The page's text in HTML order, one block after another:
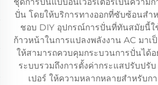
ปั่น โดยให้บริการทางออกที่ซับซ้อนสํ
ชอบ DIY อุปกรณ์การปั่นที่ทันสมัยนี้ใ
ก้าวหน้าในการแปลงพลังงาน AC มาเ
ให้สามารถควบคุมกระบวนการปั่นได้
ระบบรวมถึงการตั้งค่ากระแสปรับปรั
เปอร์ ให้ความหลากหลายสําหรับก